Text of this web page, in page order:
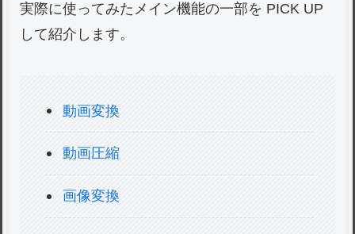
実際に使ってみたメイン機能の一部を PICK UP
して紹介します。
動画変換
動画圧縮
画像変換